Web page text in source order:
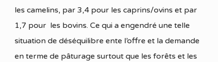
les camelins, par 3,4 pour les caprins/ovins et par
1,7 pour les bovins. Ce qui a engendré une telle
situation de déséquilibre ente l’offre et la demande
en terme de pâturage surtout que les forêts et les